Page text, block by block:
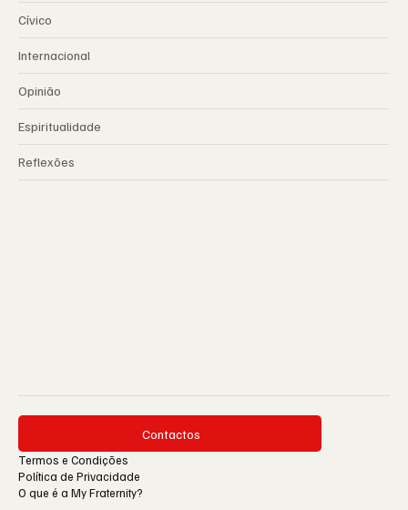
Cívico
Internacional
Opinião
Espiritualidade
Reflexões
Contactos
Termos e Condições
Política de Privacidade
O que é a My Fraternity?